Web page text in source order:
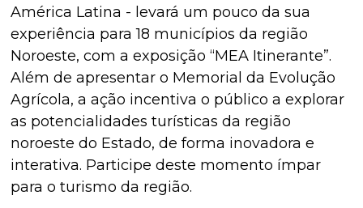
América Latina - levará um pouco da sua
experiência para 18 municípios da região
Noroeste, com a exposição “MEA Itinerante”.
Além de apresentar o Memorial da Evolução
Agrícola, a ação incentiva o público a explorar
as potencialidades turísticas da região
noroeste do Estado, de forma inovadora e
interativa. Participe deste momento ímpar
para o turismo da região.